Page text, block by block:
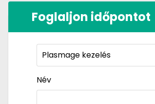
Foglaljon időpontot
Név